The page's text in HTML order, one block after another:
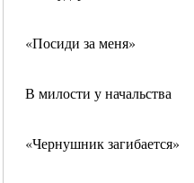
«Посиди за меня»
В милости у начальства
«Чернушник загибается»